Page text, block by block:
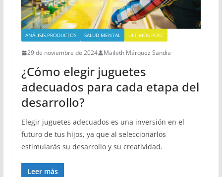
ANÁLISIS PRODUCTOS SALUD MENTAL ULTIMOS POST
29 de noviembre de 2024 Maileth Márquez Sandia
¿Cómo elegir juguetes
adecuados para cada etapa del
desarrollo?
Elegir juguetes adecuados es una inversión en el
futuro de tus hijos, ya que al seleccionarlos
estimularás su desarrollo y su creatividad.
Leer más